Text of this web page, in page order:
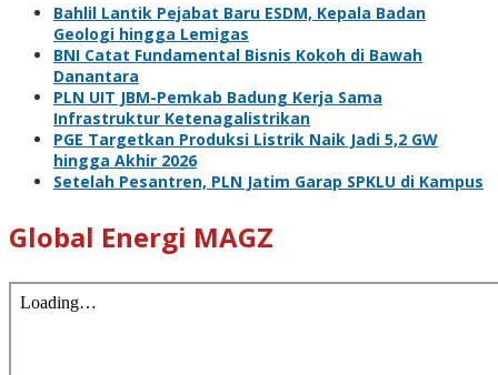
Bahlil Lantik Pejabat Baru ESDM, Kepala Badan
Geologi hingga Lemigas
BNI Catat Fundamental Bisnis Kokoh di Bawah
Danantara
PLN UIT JBM-Pemkab Badung Kerja Sama
Infrastruktur Ketenagalistrikan
PGE Targetkan Produksi Listrik Naik Jadi 5,2 GW
hingga Akhir 2026
Setelah Pesantren, PLN Jatim Garap SPKLU di Kampus
Global Energi MAGZ